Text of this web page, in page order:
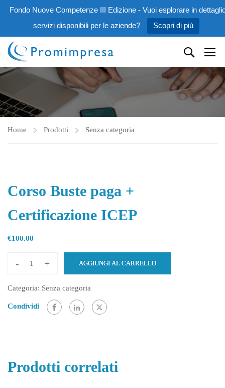
Fondo Nuove Competenze III Edizione - Vuoi esplorare in
servizi disponibili per le aziende?
Scopri di più
Home Prodotti Senza categoria
Corso Buste paga +
Certificazione ICEP
€100.00
-
Corso
+
+ AGGIUNGI AL CARRELLO
Categoria: Senza categoria
Condividi
Prodotti correlati